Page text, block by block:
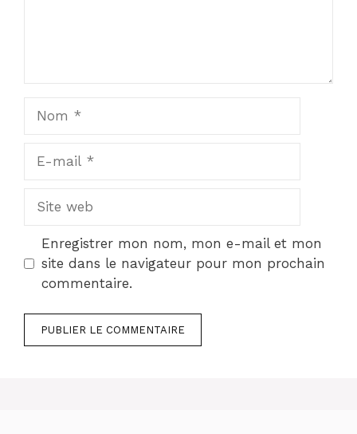
mail
web
Enregistrer mon nom, mon e-mail et mon
site dans le navigateur pour mon prochain
commentaire.